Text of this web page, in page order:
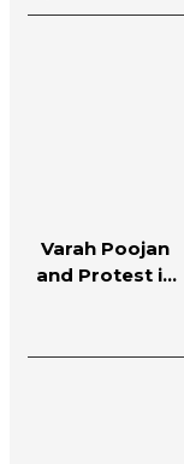
| Shri Krishna
Varah Poojan
and Protest in
Mira Road